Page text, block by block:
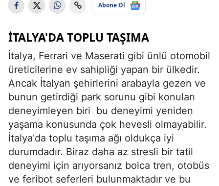
Abone Ol
İTALYA'DA TOPLU TAŞIMA
İtalya, Ferrari ve Maserati gibi ünlü otomobil
üreticilerine ev sahipliği yapan bir ülkedir.
Ancak İtalyan şehirlerini arabayla gezen ve
bunun getirdiği park sorunu gibi konuları
deneyimleyen biri bu deneyimi yeniden
yaşama konusunda çok hevesli olmayabilir.
İtalya'da toplu taşıma ağı oldukça iyi
durumdadır. Biraz daha az stresli bir tatil
deneyimi için arıyorsanız bolca tren, otobüs
ve feribot seferleri bulunmaktadır ve bu